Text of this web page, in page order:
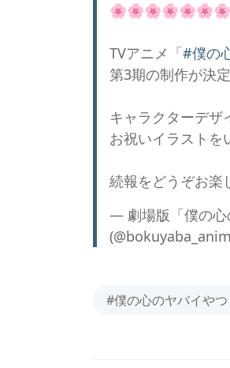
TVアニメ「#僕の
第3期の制作が決
キャラクターデザ
お祝いイラスト
続報をどうぞお楽
— 劇場版「僕の心
#僕の心のヤバイやつ